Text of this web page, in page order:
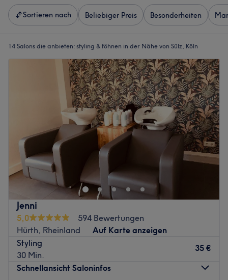
Sortieren nach Beliebiger Preis Besonderheiten
14 Salons die anbieten: styling & föhnen in der Nähe von Sülz, Köln
Jenni
5,0
594 Bewertungen
Hürth, Rheinland
Auf Karte anzeigen
Styling
30 Min.
35 €
Schnellansicht Saloninfos